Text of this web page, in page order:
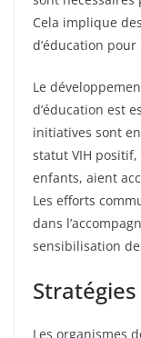
Cela implique
d’éducation
Le
d’éducation est
initiatives sont
statut VIH positif,
enfants, aient
Les efforts
dans
sensibilisation
Les organismes